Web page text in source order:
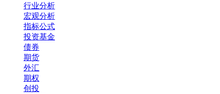
行业分析
宏观分析
指标公式
投资基金
债券
期货
外汇
期权
创投